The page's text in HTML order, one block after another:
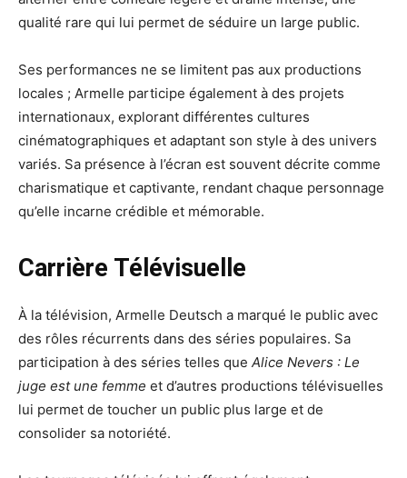
qualité rare qui lui permet de séduire un large public.
Ses performances ne se limitent pas aux productions
locales ; Armelle participe également à des projets
internationaux, explorant différentes cultures
cinématographiques et adaptant son style à des univers
variés. Sa présence à l’écran est souvent décrite comme
charismatique et captivante, rendant chaque personnage
qu’elle incarne crédible et mémorable.
Carrière Télévisuelle
À la télévision, Armelle Deutsch a marqué le public avec
des rôles récurrents dans des séries populaires. Sa
participation à des séries telles que Alice Nevers : Le
juge est une femme et d’autres productions télévisuelles
lui permet de toucher un public plus large et de
consolider sa notoriété.